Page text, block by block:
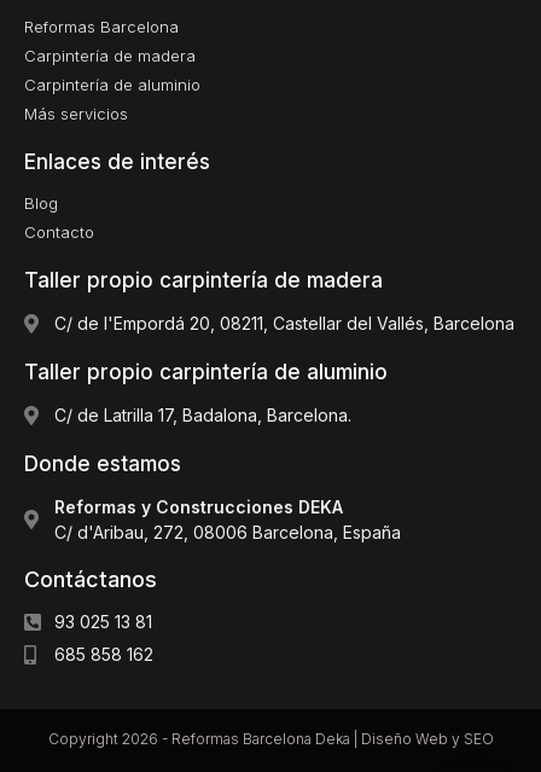
Reformas Barcelona
Carpintería de madera
Carpintería de aluminio
Más servicios
Enlaces de interés
Blog
Contacto
Taller propio carpintería de madera
C/ de l'Empordá 20, 08211, Castellar del Vallés, Barcelona
Taller propio carpintería de aluminio
C/ de Latrilla 17, Badalona, Barcelona.
Donde estamos
Reformas y Construcciones DEKA
C/ d'Aribau, 272, 08006 Barcelona, España
Contáctanos
93 025 13 81
685 858 162
Copyright 2026 - Reformas Barcelona Deka | Diseño Web y SEO